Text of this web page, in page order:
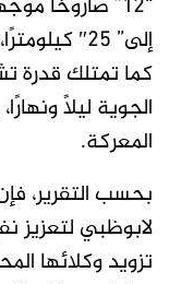
كما تمتلك قدرة
الجوية ليلًا
المعركة.
بحسب التقرير،
لابوظبي لتعزيز
تزويد وكلائها